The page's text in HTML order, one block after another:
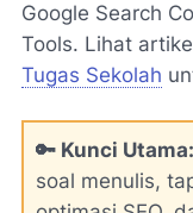
Google Search
Tools. Lihat
Tugas Sekolah
🔑 Kunci Utama:
soal menulis,